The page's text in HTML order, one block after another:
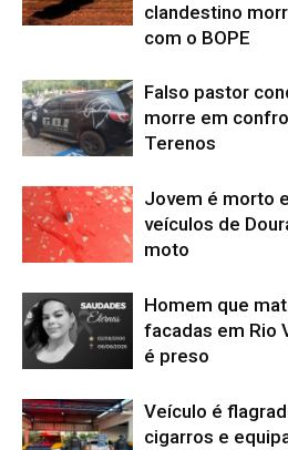
clandestino
com o BOPE
Falso pastor
morre em
Terenos
Jovem é morto
veículos de
moto
Homem que
facadas em Rio
é preso
Veículo é
cigarros e